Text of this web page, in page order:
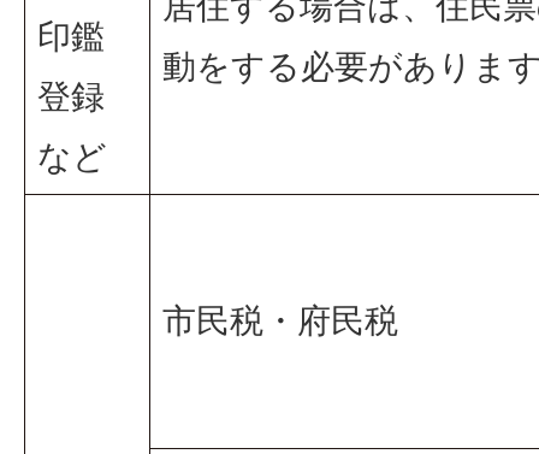
印鑑
登録
など
動をする必要がありま
市民税・府民税